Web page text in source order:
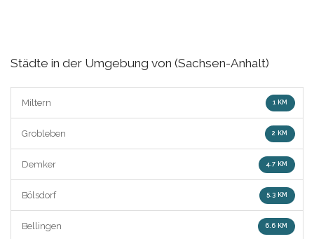
Städte in der Umgebung von (Sachsen-Anhalt)
Miltern 1 KM
Grobleben 2 KM
Demker 4.7 KM
Bölsdorf 5.3 KM
Bellingen 6.6 KM